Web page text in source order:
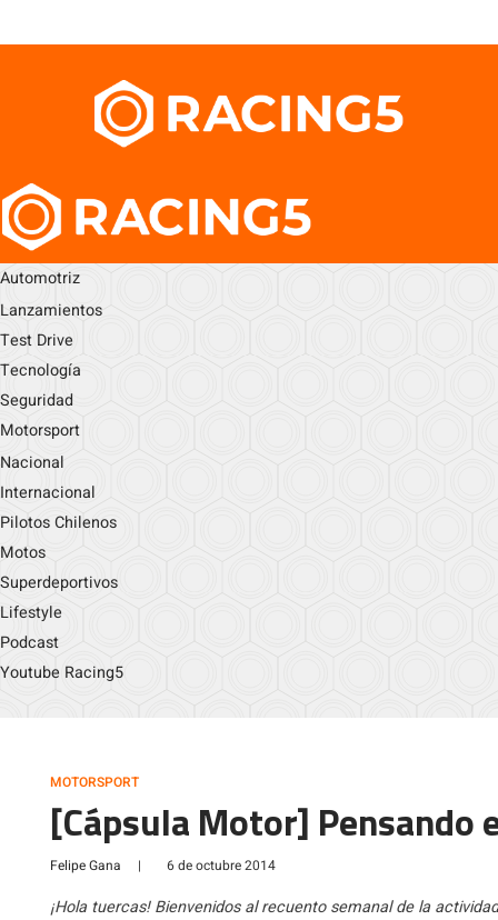
Automotriz
Lanzamientos
Test Drive
Tecnología
Seguridad
Motorsport
Nacional
Internacional
Pilotos Chilenos
Motos
Superdeportivos
Lifestyle
Podcast
Youtube Racing5
MOTORSPORT
[Cápsula Motor] Pensando
Felipe Gana | 6 de octubre 2014
¡Hola tuercas! Bienvenidos al recuento semanal de la